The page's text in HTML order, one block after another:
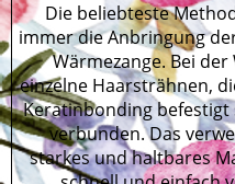
Die beliebteste
immer die Anbringung
Wärmezange. Bei
einzelne Haarsträhnen,
Keratinbonding befestigt
verbunden. Das
starkes und haltbares